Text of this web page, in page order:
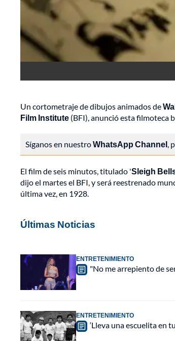
Un cortometraje de dibujos animados de
Film Institute (BFI), anunció esta filmoteca
Síganos en nuestroWhatsApp Channel,
El film de seis minutos, titulado 'Sleigh
dijo el martes el BFI, y será reestrenado
última vez, en 1928.
Últimas Noticias
ENTRETENIMIENTO
"No me arrepiento de
ENTRETENIMIENTO
‘Lleva una escuelita en